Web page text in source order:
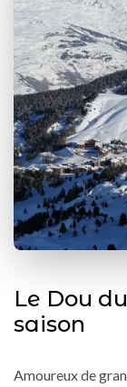
Le Dou
saison
Amoureux de